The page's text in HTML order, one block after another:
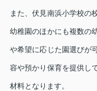
また、伏見南浜小学校の
幼稚園のほかにも複数の
や希望に応じた園選びが
容や預かり保育を提供し
材料となります。